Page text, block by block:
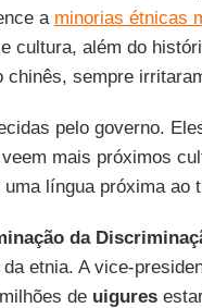
a minorias étnicas
cultura, além do
chinês, sempre
pelo governo.
mais próximos
língua próxima ao
da
etnia. A vice-
deuigures